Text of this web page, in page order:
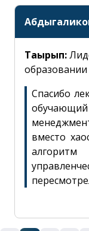
Тақырып:
образовании
Спасибо
вместо
ЖАБЫҚ